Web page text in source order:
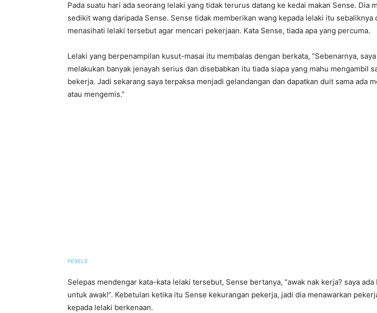
Pada suatu hari ada seorang lelaki yang tidak terurus datang ke kedai makan Sense. Dia
sedikit wang daripada Sense. Sense tidak memberikan wang kepada lelaki itu sebaliknya
menasihati lelaki tersebut agar mencari pekerjaan. Kata Sense, tiada apa yang percuma.
Lelaki yang berpenampilan kusut-masai itu membalas dengan berkata, “Sebenarnya, saya
melakukan banyak jenayah serius dan disebabkan itu tiada siapa yang mahu mengambil
bekerja. Jadi sekarang saya terpaksa menjadi gelandangan dan dapatkan duit sama ada
atau mengemis.”
PEXELS
Selepas mendengar kata-kata lelaki tersebut, Sense bertanya, “awak nak kerja? saya ada
untuk awak!”. Kebetulan ketika itu Sense kekurangan pekerja, jadi dia menawarkan
kepada lelaki berkenaan.